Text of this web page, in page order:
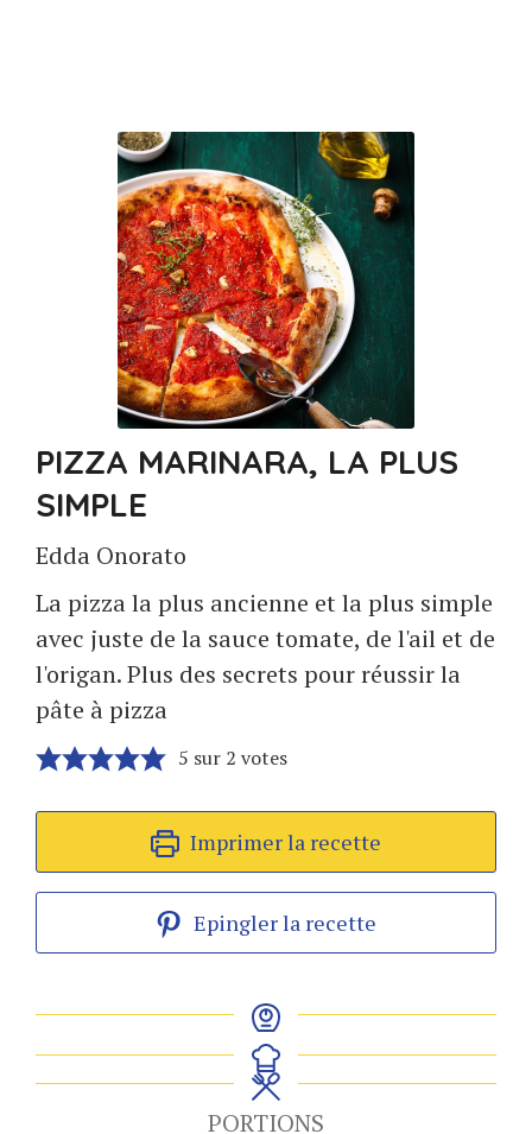
PIZZA MARINARA, LA PLUS
SIMPLE
Edda Onorato
La pizza la plus ancienne et la plus simple
avec juste de la sauce tomate, de l'ail et de
l'origan. Plus des secrets pour réussir la
pâte à pizza
5 sur 2 votes
Imprimer la recette
Epingler la recette
PORTIONS